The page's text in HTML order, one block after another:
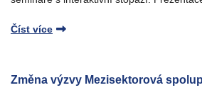
Číst více
Změna výzvy Mezisektorová